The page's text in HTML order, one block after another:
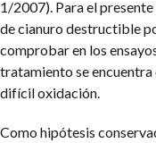
1/2007). Para el
de cianuro destructible
comprobar en los
tratamiento se encuentra
difícil oxidación.
Como hipótesis